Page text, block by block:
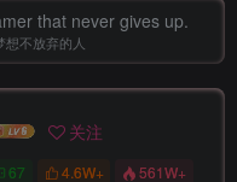
that never gives up.
不放弃的人
关注
67 4.6W+ 561W+